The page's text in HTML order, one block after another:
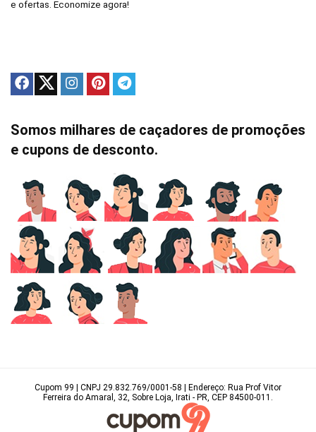
e ofertas. Economize agora!
Somos milhares de caçadores de promoções
e cupons de desconto.
Cupom 99 | CNPJ 29.832.769/0001-58 | Endereço: Rua Prof Vitor
Ferreira do Amaral, 32, Sobre Loja, Irati - PR, CEP 84500-011.